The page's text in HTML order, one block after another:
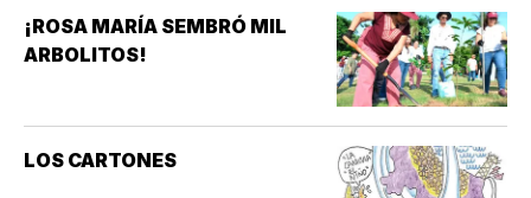
¡ROSA MARÍA SEMBRÓ MIL
ARBOLITOS!
LOS CARTONES